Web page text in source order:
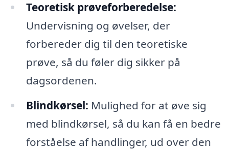
Teoretisk prøveforberedelse:
Undervisning og øvelser, der
forbereder dig til den teoretiske
prøve, så du føler dig sikker på
dagsordenen.
Blindkørsel: Mulighed for at øve sig
med blindkørsel, så du kan få en bedre
forståelse af handlinger, ud over den